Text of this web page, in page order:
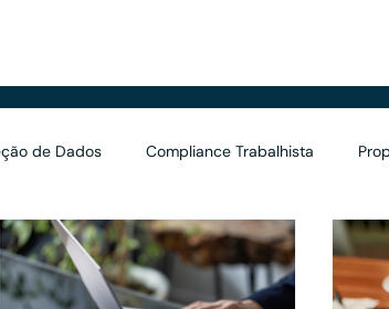
de Dados Compliance Trabalhista
Management Holding Contabilidade